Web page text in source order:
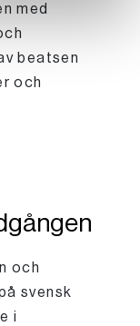
med
beatsen
och
och
svensk
i